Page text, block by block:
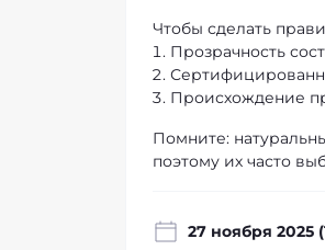
Чтобы сделать
Прозрачность
Происхождение
Помните:
поэтому их часто
27 ноября 2025